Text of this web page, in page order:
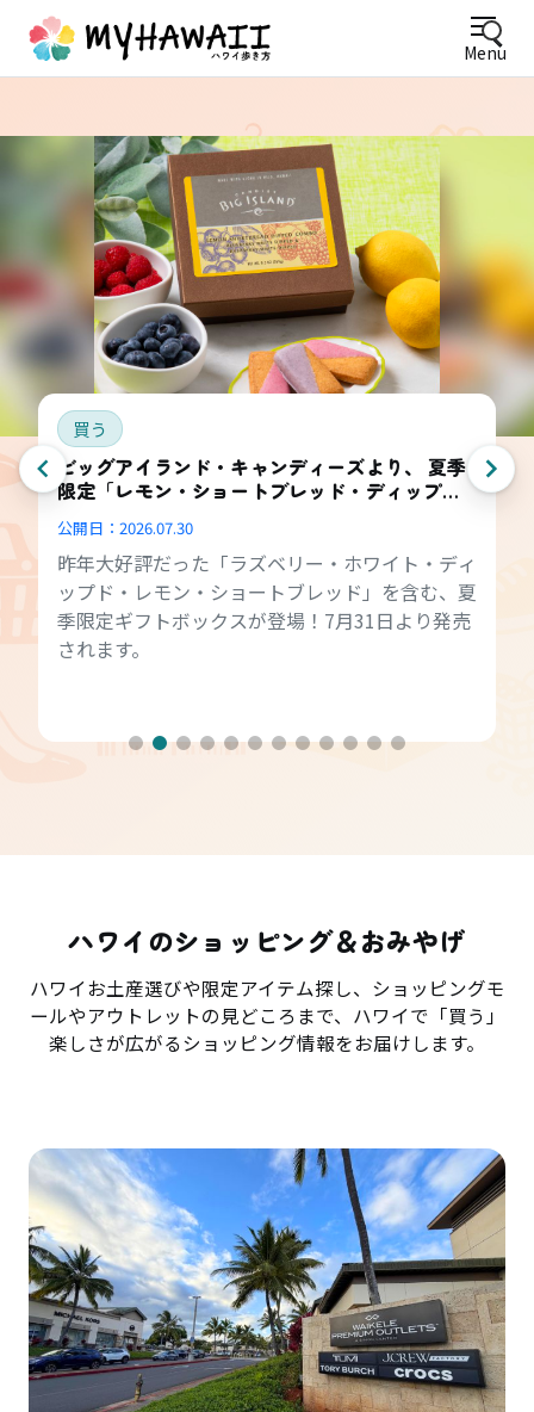
Menu
買う
ビッグアイランド・キャンディーズより、 夏季
限定「レモン・ショートブレッド・ディップ
公開日： 2026.07.30
昨年大好評だった「ラズベリー・ホワイト・ディ
ップド・レモン・ショートブレッド」を含む、夏
季限定ギフトボックスが登場！7月31日より発売
されます。
ハワイのショッピング＆おみやげ
ハワイお土産選びや限定アイテム探し、ショッピングモ
ールやアウトレットの見どころまで、ハワイで「買う」
楽しさが広がるショッピング情報をお届けします。